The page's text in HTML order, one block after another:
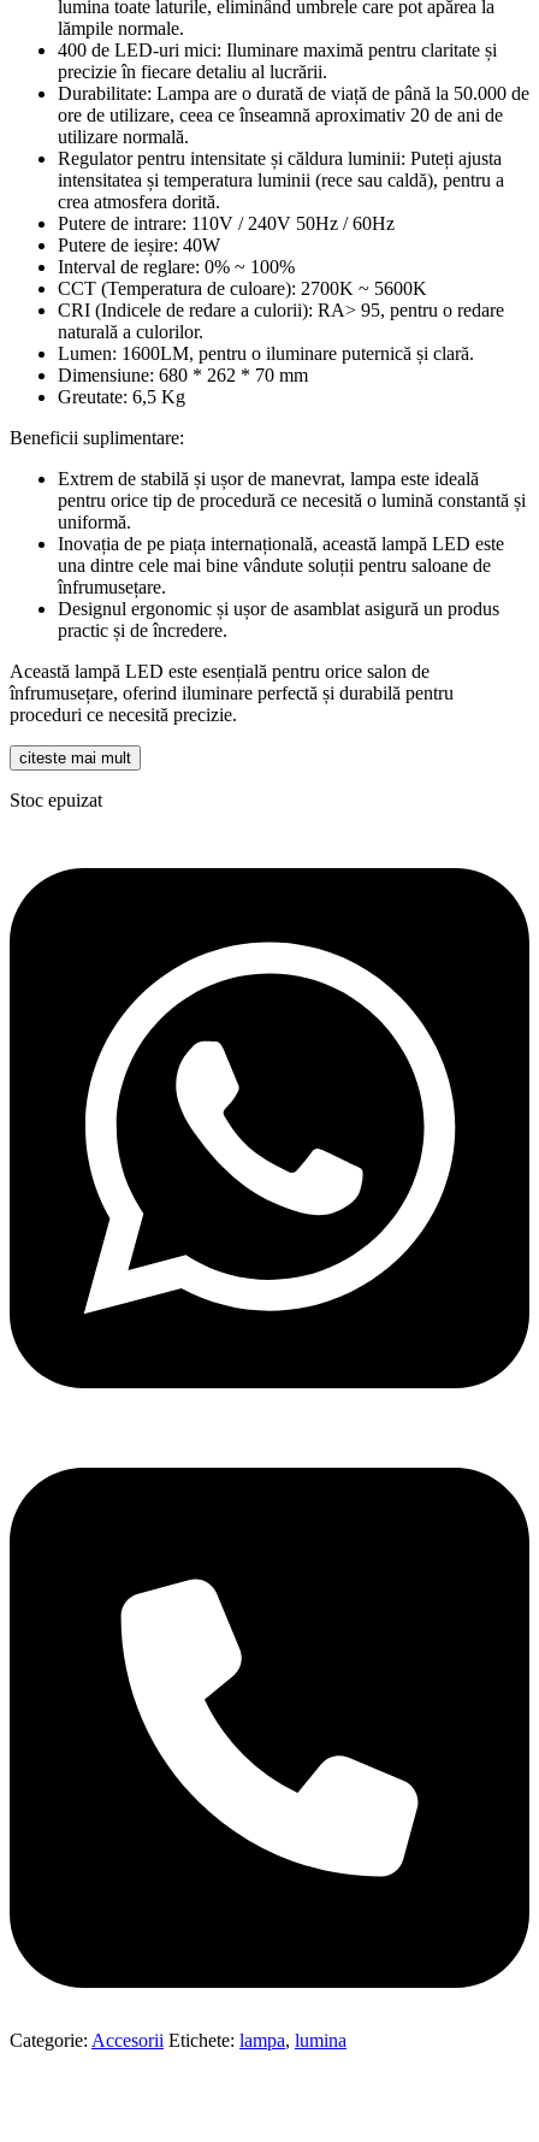
lumina toate laturile, eliminând umbrele care pot apărea la
lămpile normale.
400 de LED-uri mici: Iluminare maximă pentru claritate și
precizie în fiecare detaliu al lucrării.
Durabilitate: Lampa are o durată de viață de până la 50.000 de
ore de utilizare, ceea ce înseamnă aproximativ 20 de ani de
utilizare normală.
Regulator pentru intensitate și căldura luminii: Puteți ajusta
intensitatea și temperatura luminii (rece sau caldă), pentru a
crea atmosfera dorită.
Putere de intrare: 110V / 240V 50Hz / 60Hz
Putere de ieșire: 40W
Interval de reglare: 0% ~ 100%
CCT (Temperatura de culoare): 2700K ~ 5600K
CRI (Indicele de redare a culorii): RA> 95, pentru o redare
naturală a culorilor.
Lumen: 1600LM, pentru o iluminare puternică și clară.
Dimensiune: 680 * 262 * 70 mm
Greutate: 6,5 Kg
Beneficii suplimentare:
Extrem de stabilă și ușor de manevrat, lampa este ideală
pentru orice tip de procedură ce necesită o lumină constantă și
uniformă.
Inovația de pe piața internațională, această lampă LED este
una dintre cele mai bine vândute soluții pentru saloane de
înfrumusețare.
Designul ergonomic și ușor de asamblat asigură un produs
practic și de încredere.
Această lampă LED este esențială pentru orice salon de
înfrumusețare, oferind iluminare perfectă și durabilă pentru
proceduri ce necesită precizie.
citeste mai mult
Stoc epuizat
Categorie: Accesorii Etichete: lampa, lumina